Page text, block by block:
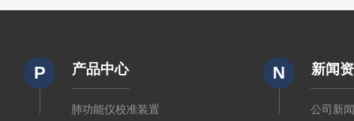
P 产品中心
肺功能仪校准装置
N 新闻
公司新